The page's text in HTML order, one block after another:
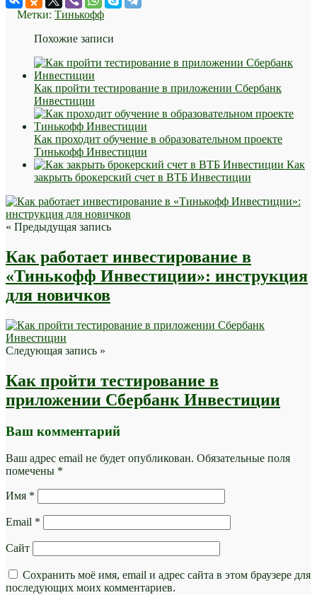
Метки: Тинькофф
Похожие записи
Как пройти тестирование в приложении Сбербанк
Инвестиции
Как проходит обучение в образовательном проекте
Тинькофф Инвестиции
Как
закрыть брокерский счет в ВТБ Инвестиции
« Предыдущая запись
Как работает инвестирование в
«Тинькофф Инвестиции»: инструкция
для новичков
Следующая запись »
Как пройти тестирование в
приложении Сбербанк Инвестиции
Ваш комментарий
Ваш адрес email не будет опубликован. Обязательные поля
помечены *
Имя *
Email *
Сайт
Сохранить моё имя, email и адрес сайта в этом браузере для
последующих моих комментариев.